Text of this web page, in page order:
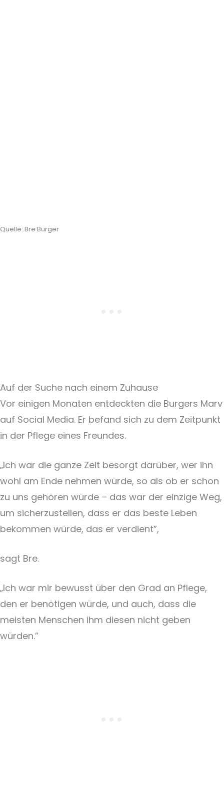
Quelle: Bre Burger
Auf der Suche nach einem Zuhause
Vor einigen Monaten entdeckten die Burgers Marv
auf Social Media. Er befand sich zu dem Zeitpunkt
in der Pflege eines Freundes.
„Ich war die ganze Zeit besorgt darüber, wer ihn
wohl am Ende nehmen würde, so als ob er schon
zu uns gehören würde – das war der einzige Weg,
um sicherzustellen, dass er das beste Leben
bekommen würde, das er verdient”,
sagt Bre.
„Ich war mir bewusst über den Grad an Pflege,
den er benötigen würde, und auch, dass die
meisten Menschen ihm diesen nicht geben
würden.”